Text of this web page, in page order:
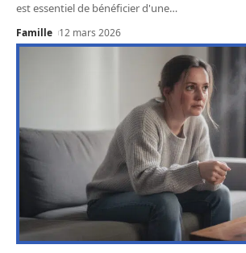
est essentiel de bénéficier d'une…
Famille 12 mars 2026